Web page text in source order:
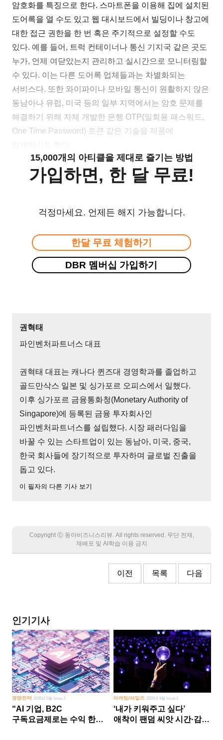
암호화를 특징으로 한다. 스마트폰을 이용해 집에 설치된
도어록을 열 수도 있고 웹 대시보드에서 빌딩이나 창고에
대한 접근 권한을 한 번 혹은 주기적으로 설정할 수도
있다. 예를 들어, 트럭 컨테이너나 통신 기지국 같은 곳도
누가, 언제 여닫았는지 관리하고 실시간으로 모니터링할
수 있다. 이는 다른 도어록 업체들과는 차별화되는
서비스다. 또한 와이파이나 모바일 통신이 원활하지 않은
동남아나 유럽, 미국 등의 일부 지역에서는 암호 문제를
해결하기 위해 자체 개발한 은행 OTP(일회용 패스워드,
One Time Password) 토큰 같은 기술을 제품에
15,000개의 아티클을 제대로 즐기는 방법
가입하면, 한 달 무료!
걱정마세요. 언제든 해지 가능합니다.
한달 무료 체험하기
DBR 멤버십 가입하기
권혁태
파인벤처파트너스 대표
권혁태 대표는 캐나다 퀸즈대 경영학과를 졸업하고
골드만삭스 일본 및 싱가포르 오피스에서 일했다.
이후 싱가포르 금융통화청(Monetary Authority of
Singapore)에 등록된 금융 투자회사인
파인벤처파트너스를 설립했다. 시장 패러다임을
바꿀 수 있는 스타트업이 있는 동남아, 미국, 중국,
한국 회사들에 장기적으로 투자하며 글로벌 진출을
돕고 있다.
이 필자의 다른 기사 보기
Copyright Ⓒ 동아비즈니스리뷰. All rights reserved. 무단 전재,
재배포 및 AI학습 이용 금지
이전 목록 다음
인기기사
경영전략 2026년 5월 Issue 2
“AI 기업, B2C
구독요금제로는 수익 한계
마케팅/세일즈 2026년 8월 Issue 1
‘내가 키워주고 싶다’
애착이 팬덤 씨앗 시간·감정